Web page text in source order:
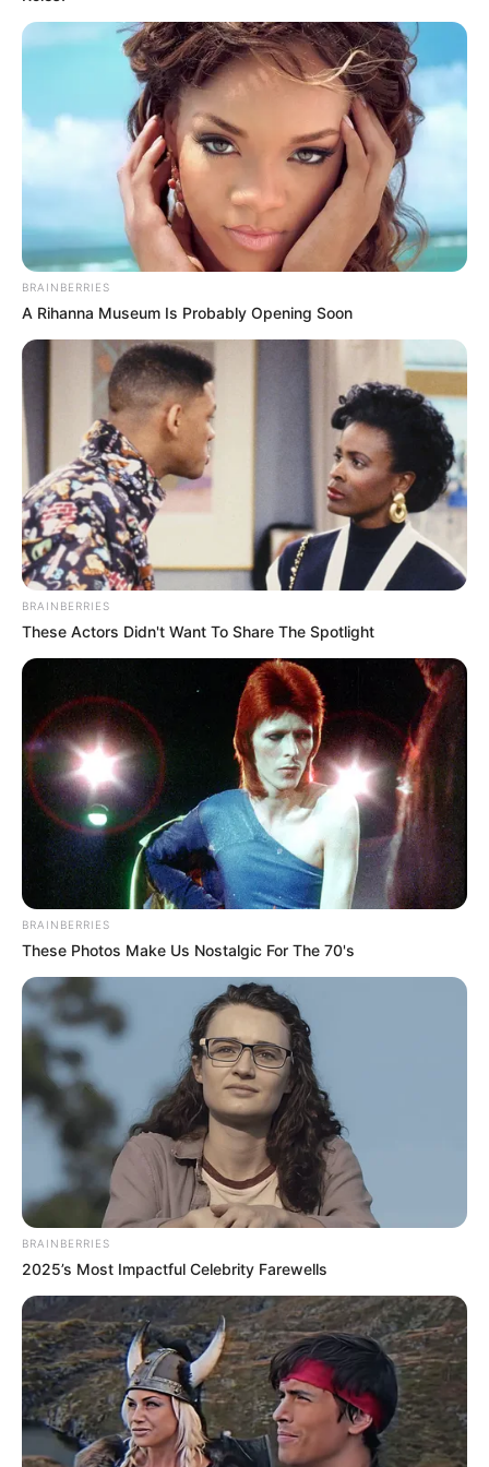
Kits para os alunos do Curso Saúde com
Agente
—
Na última terça-feira, 27 de setembro, foi possível acompanhe ao
vivo aqui no JASB, a live para os gestores(as) municipais de saúde.
Sendo realizada diversas abordagens de natureza muito
interessante, inclusive, sobre os Kits para os alunos.
Embora o objetivo tenha sido falar sobre a indicação de
preceptores (e-Gestor Atenção Básica), sobre os compromissos e
contrapartidas assumidos pelos gestores, houve uma fala preciosa
para os alunos do Programa, sobre a confecção e distribuição de
kits, que já deveriam ter sido entregue aos alunos.
vídeo, aqui!
VEJA TAMBÉM
Saúde com Agente: Licença Maternidade.
Saúde com Agente: Código Disciplinar Discente.
+Saúde com Agente: Aproveitamento de Estudos
Saúde com Agente: Plataforma AVA (Conasems).
Os ACS e ACE possuem direito ao recebimento de um kit
individual, que inclui fardamentos e equipamentos.
Já é de conhecimento geral que cada aluno deverá receber um Kits
de uso individual. Entre o material que cada ACS e ACE irá
receberá, está: colete, mochila impermeável e boné de abas
largas.
BRAINBERRIES
A Rihanna Museum Is Probably Opening Soon
BRAINBERRIES
These Actors Didn't Want To Share The Spotlight
BRAINBERRIES
These Photos Make Us Nostalgic For The 70's
BRAINBERRIES
2025’s Most Impactful Celebrity Farewells